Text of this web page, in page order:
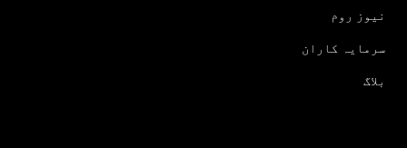
نیوز روم
سرمایہ کاران
بلاگ